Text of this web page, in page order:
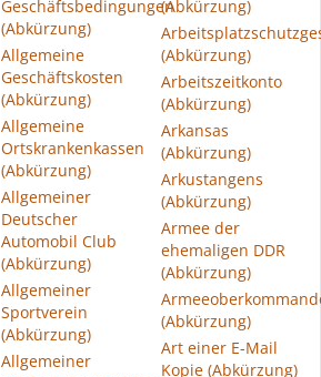
Geschäftsbedingungen
(Abkürzung)
Allgemeine
Geschäftskosten
(Abkürzung)
Allgemeine
Ortskrankenkassen
(Abkürzung)
Allgemeiner
Deutscher
Automobil Club
(Abkürzung)
Allgemeiner
Sportverein
(Abkürzung)
Allgemeiner
(Abkürzung)
(Abkürzung)
Arbeitszeitkonto
(Abkürzung)
Arkansas
(Abkürzung)
Arkustangens
(Abkürzung)
Armee der
ehemaligen DDR
(Abkürzung)
(Abkürzung)
Art einer E-Mail
Kopie (Abkürzung)